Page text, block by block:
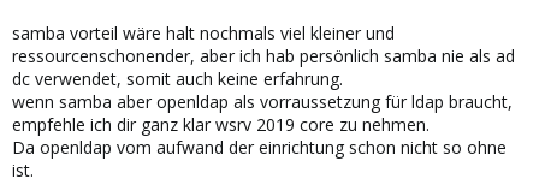
samba vorteil wäre halt nochmals viel kleiner und
ressourcenschonender, aber ich hab persönlich samba nie als ad
dc verwendet, somit auch keine erfahrung.
wenn samba aber openldap als vorraussetzung für ldap braucht,
empfehle ich dir ganz klar wsrv 2019 core zu nehmen.
Da openldap vom aufwand der einrichtung schon nicht so ohne
ist.